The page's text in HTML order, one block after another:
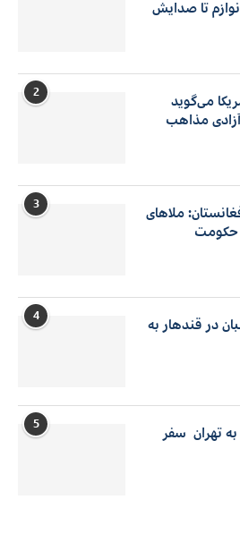
تا صدایش
2
می‌گوید
آزادی مذاهب
3
ملاهای
حکومت
4
در قندهار به
5
تهران سفر